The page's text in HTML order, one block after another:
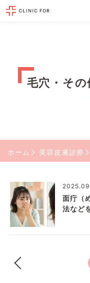
毛穴・そ
ホーム 美容皮膚診療
面疔（
法など